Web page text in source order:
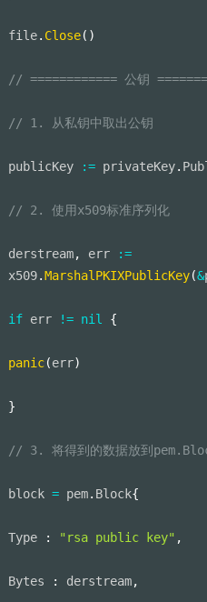
file. Close( )
// ============ 公钥
// 1. 从私钥中取出公钥
publicKey := privateKey.
// 2. 使用x509标准序列化
derstream, err
:=
x509.MarshalPKIXPublicKey(&
if err != nil {
panic(err)
}
// 3. 将得到的数据放到
block = pem. Block{
Type : "rsa public key" ,
Bytes : derstream,